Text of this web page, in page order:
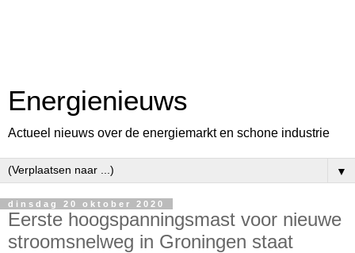
Energienieuws
Actueel nieuws over de energiemarkt en schone industrie
▼
dinsdag 20 oktober 2020
Eerste hoogspanningsmast voor nieuwe
stroomsnelweg in Groningen staat